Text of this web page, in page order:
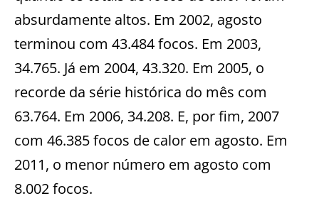
absurdamente altos. Em 2002, agosto
terminou com 43.484 focos. Em 2003,
34.765. Já em 2004, 43.320. Em 2005, o
recorde da série histórica do mês com
63.764. Em 2006, 34.208. E, por fim, 2007
com 46.385 focos de calor em agosto. Em
2011, o menor número em agosto com
8.002 focos.